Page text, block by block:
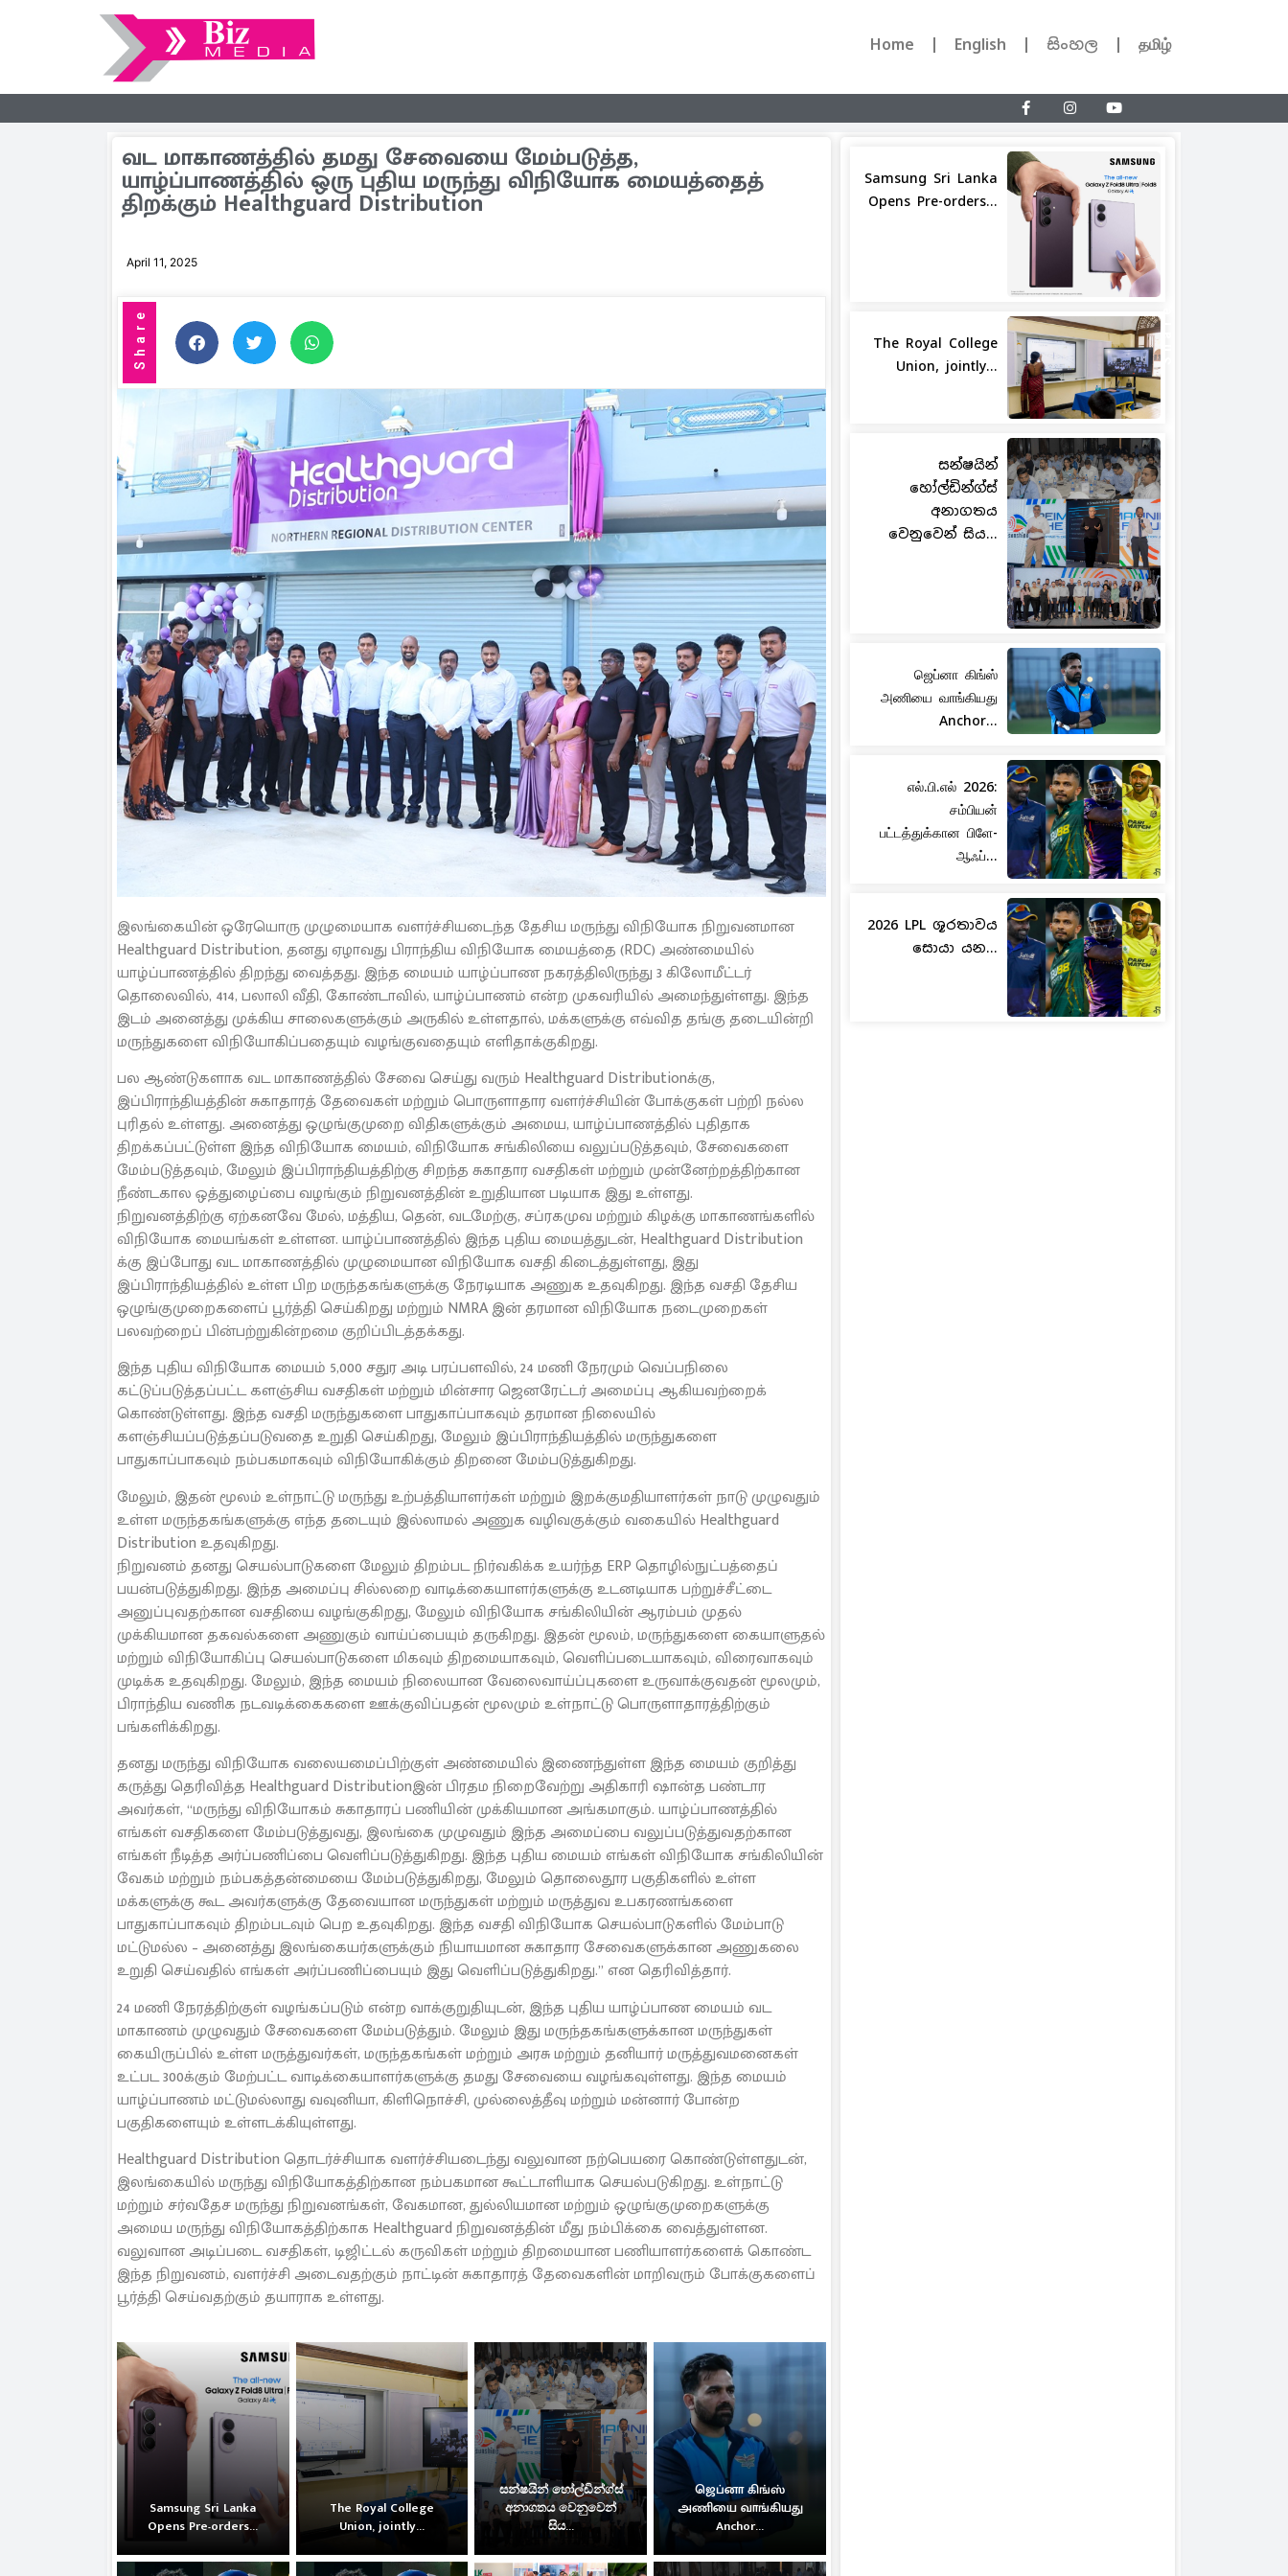
Home English සිංහල தமிழ்
வட மாகாணத்தில் தமது சேவையை மேம்படுத்த,
யாழ்ப்பாணத்தில் ஒரு புதிய மருந்து விநியோக மையத்தைத்
திறக்கும் Healthguard Distribution
April 11, 2025
Share Share
இலங்கையின் ஒரேயொரு முழுமையாக வளர்ச்சியடைந்த தேசிய மருந்து விநியோக நிறுவனமான
Healthguard Distribution, தனது ஏழாவது பிராந்திய விநியோக மையத்தை (RDC) அண்மையில்
யாழ்ப்பாணத்தில் திறந்து வைத்தது. இந்த மையம் யாழ்ப்பாண நகரத்திலிருந்து 3 கிலோமீட்டர்
தொலைவில், 414, பலாலி வீதி, கோண்டாவில், யாழ்ப்பாணம் என்ற முகவரியில் அமைந்துள்ளது. இந்த
இடம் அனைத்து முக்கிய சாலைகளுக்கும் அருகில் உள்ளதால், மக்களுக்கு எவ்வித தங்கு தடையின்றி
மருந்துகளை விநியோகிப்பதையும் வழங்குவதையும் எளிதாக்குகிறது.
பல ஆண்டுகளாக வட மாகாணத்தில் சேவை செய்து வரும் Healthguard Distributionக்கு,
இப்பிராந்தியத்தின் சுகாதாரத் தேவைகள் மற்றும் பொருளாதார வளர்ச்சியின் போக்குகள் பற்றி நல்ல
புரிதல் உள்ளது. அனைத்து ஒழுங்குமுறை விதிகளுக்கும் அமைய, யாழ்ப்பாணத்தில் புதிதாக
திறக்கப்பட்டுள்ள இந்த விநியோக மையம், விநியோக சங்கிலியை வலுப்படுத்தவும், சேவைகளை
மேம்படுத்தவும், மேலும் இப்பிராந்தியத்திற்கு சிறந்த சுகாதார வசதிகள் மற்றும் முன்னேற்றத்திற்கான
நீண்டகால ஒத்துழைப்பை வழங்கும் நிறுவனத்தின் உறுதியான படியாக இது உள்ளது.
நிறுவனத்திற்கு ஏற்கனவே மேல், மத்திய, தென், வடமேற்கு, சப்ரகமுவ மற்றும் கிழக்கு மாகாணங்களில்
விநியோக மையங்கள் உள்ளன. யாழ்ப்பாணத்தில் இந்த புதிய மையத்துடன், Healthguard Distribution
க்கு இப்போது வட மாகாணத்தில் முழுமையான விநியோக வசதி கிடைத்துள்ளது, இது
இப்பிராந்தியத்தில் உள்ள பிற மருந்தகங்களுக்கு நேரடியாக அணுக உதவுகிறது. இந்த வசதி தேசிய
ஒழுங்குமுறைகளைப் பூர்த்தி செய்கிறது மற்றும் NMRA இன் தரமான விநியோக நடைமுறைகள்
பலவற்றைப் பின்பற்றுகின்றமை குறிப்பிடத்தக்கது.
இந்த புதிய விநியோக மையம் 5,000 சதுர அடி பரப்பளவில், 24 மணி நேரமும் வெப்பநிலை
கட்டுப்படுத்தப்பட்ட களஞ்சிய வசதிகள் மற்றும் மின்சார ஜெனரேட்டர் அமைப்பு ஆகியவற்றைக்
கொண்டுள்ளது. இந்த வசதி மருந்துகளை பாதுகாப்பாகவும் தரமான நிலையில்
களஞ்சியப்படுத்தப்படுவதை உறுதி செய்கிறது, மேலும் இப்பிராந்தியத்தில் மருந்துகளை
பாதுகாப்பாகவும் நம்பகமாகவும் விநியோகிக்கும் திறனை மேம்படுத்துகிறது.
மேலும், இதன் மூலம் உள்நாட்டு மருந்து உற்பத்தியாளர்கள் மற்றும் இறக்குமதியாளர்கள் நாடு முழுவதும்
உள்ள மருந்தகங்களுக்கு எந்த தடையும் இல்லாமல் அணுக வழிவகுக்கும் வகையில் Healthguard
Distribution உதவுகிறது.
நிறுவனம் தனது செயல்பாடுகளை மேலும் திறம்பட நிர்வகிக்க உயர்ந்த ERP தொழில்நுட்பத்தைப்
பயன்படுத்துகிறது. இந்த அமைப்பு சில்லறை வாடிக்கையாளர்களுக்கு உடனடியாக பற்றுச்சீட்டை
அனுப்புவதற்கான வசதியை வழங்குகிறது, மேலும் விநியோக சங்கிலியின் ஆரம்பம் முதல்
முக்கியமான தகவல்களை அணுகும் வாய்ப்பையும் தருகிறது. இதன் மூலம், மருந்துகளை கையாளுதல்
மற்றும் விநியோகிப்பு செயல்பாடுகளை மிகவும் திறமையாகவும், வெளிப்படையாகவும், விரைவாகவும்
முடிக்க உதவுகிறது. மேலும், இந்த மையம் நிலையான வேலைவாய்ப்புகளை உருவாக்குவதன் மூலமும்,
பிராந்திய வணிக நடவடிக்கைகளை ஊக்குவிப்பதன் மூலமும் உள்நாட்டு பொருளாதாரத்திற்கும்
பங்களிக்கிறது.
தனது மருந்து விநியோக வலையமைப்பிற்குள் அண்மையில் இணைந்துள்ள இந்த மையம் குறித்து
கருத்து தெரிவித்த Healthguard Distributionஇன் பிரதம நிறைவேற்று அதிகாரி ஷான்த பண்டார
அவர்கள், “மருந்து விநியோகம் சுகாதாரப் பணியின் முக்கியமான அங்கமாகும். யாழ்ப்பாணத்தில்
எங்கள் வசதிகளை மேம்படுத்துவது, இலங்கை முழுவதும் இந்த அமைப்பை வலுப்படுத்துவதற்கான
எங்கள் நீடித்த அர்ப்பணிப்பை வெளிப்படுத்துகிறது. இந்த புதிய மையம் எங்கள் விநியோக சங்கிலியின்
வேகம் மற்றும் நம்பகத்தன்மையை மேம்படுத்துகிறது, மேலும் தொலைதூர பகுதிகளில் உள்ள
மக்களுக்கு கூட அவர்களுக்கு தேவையான மருந்துகள் மற்றும் மருத்துவ உபகரணங்களை
பாதுகாப்பாகவும் திறம்படவும் பெற உதவுகிறது. இந்த வசதி விநியோக செயல்பாடுகளில் மேம்பாடு
மட்டுமல்ல – அனைத்து இலங்கையர்களுக்கும் நியாயமான சுகாதார சேவைகளுக்கான அணுகலை
உறுதி செய்வதில் எங்கள் அர்ப்பணிப்பையும் இது வெளிப்படுத்துகிறது.” என தெரிவித்தார்.
24 மணி நேரத்திற்குள் வழங்கப்படும் என்ற வாக்குறுதியுடன், இந்த புதிய யாழ்ப்பாண மையம் வட
மாகாணம் முழுவதும் சேவைகளை மேம்படுத்தும். மேலும் இது மருந்தகங்களுக்கான மருந்துகள்
கையிருப்பில் உள்ள மருத்துவர்கள், மருந்தகங்கள் மற்றும் அரசு மற்றும் தனியார் மருத்துவமனைகள்
உட்பட 300க்கும் மேற்பட்ட வாடிக்கையாளர்களுக்கு தமது சேவையை வழங்கவுள்ளது. இந்த மையம்
யாழ்ப்பாணம் மட்டுமல்லாது வவுனியா, கிளிநொச்சி, முல்லைத்தீவு மற்றும் மன்னார் போன்ற
பகுதிகளையும் உள்ளடக்கியுள்ளது.
Healthguard Distribution தொடர்ச்சியாக வளர்ச்சியடைந்து வலுவான நற்பெயரை கொண்டுள்ளதுடன்,
இலங்கையில் மருந்து விநியோகத்திற்கான நம்பகமான கூட்டாளியாக செயல்படுகிறது. உள்நாட்டு
மற்றும் சர்வதேச மருந்து நிறுவனங்கள், வேகமான, துல்லியமான மற்றும் ஒழுங்குமுறைகளுக்கு
அமைய மருந்து விநியோகத்திற்காக Healthguard நிறுவனத்தின் மீது நம்பிக்கை வைத்துள்ளன.
வலுவான அடிப்படை வசதிகள், டிஜிட்டல் கருவிகள் மற்றும் திறமையான பணியாளர்களைக் கொண்ட
இந்த நிறுவனம், வளர்ச்சி அடைவதற்கும் நாட்டின் சுகாதாரத் தேவைகளின் மாறிவரும் போக்குகளைப்
பூர்த்தி செய்வதற்கும் தயாராக உள்ளது.
Samsung Sri Lanka
Opens Pre-orders...
The Royal College
Union, jointly...
සන්ෂයින් හෝල්ඩින්ග්ස්
අනාගතය වෙනුවෙන්
සිය...
ஜெப்னா கிங்ஸ்
அணியை வாங்கியது
Anchor...
Samsung Sri Lanka
Opens Pre-orders...
The Royal College
Union, jointly...
සන්ෂයින්
හෝල්ඩින්ග්ස්
අනාගතය
වෙනුවෙන් සිය...
ஜெப்னா கிங்ஸ்
அணியை வாங்கியது
Anchor...
எல்.பி.எல் 2026:
சம்பியன்
பட்டத்துக்கான பிளே-
ஆஃப்...
2026 LPL ශූරතාවය
සොයා යන...